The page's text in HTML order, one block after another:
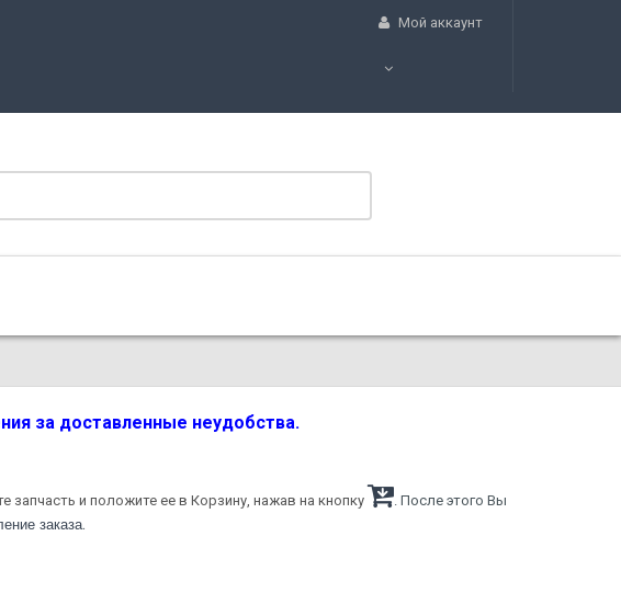
Мой аккаунт
за доставленные неудобства.
и положите ее в Корзину, нажав на кнопку
. После этого Вы
заказа.